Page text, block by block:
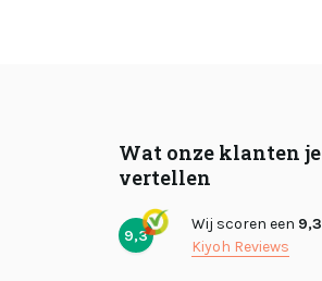
Wat onze klanten je
vertellen
9,3
Wij scoren een 9,3
Kiyoh Reviews